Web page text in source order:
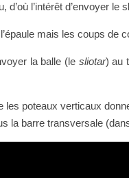
d’où l’intérêt d’envoyer le
mais les coups de
la balle (le sliotar) au
les poteaux verticaux
la barre transversale